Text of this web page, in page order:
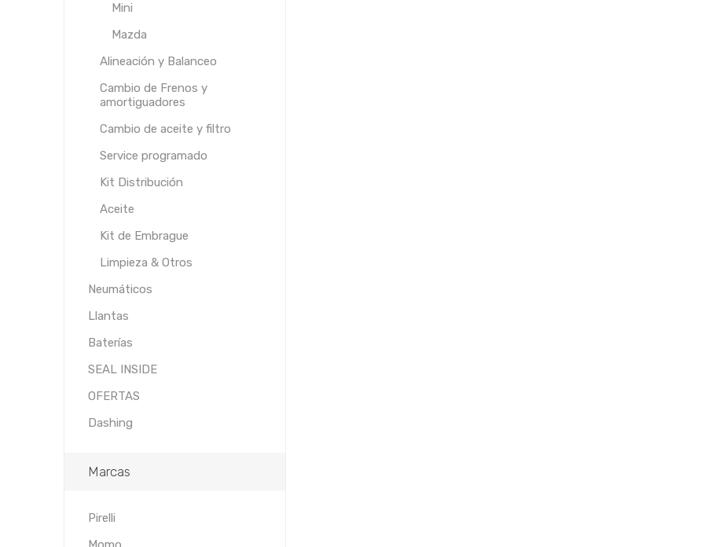
Mini
Mazda
Alineación y Balanceo
Cambio de Frenos y
amortiguadores
Cambio de aceite y filtro
Service programado
Kit Distribución
Aceite
Kit de Embrague
Limpieza & Otros
Neumáticos
Llantas
Baterías
SEAL INSIDE
OFERTAS
Dashing
Marcas
Pirelli